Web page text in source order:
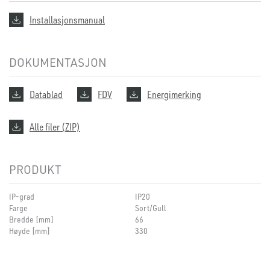
Installasjonsmanual
DOKUMENTASJON
Datablad FDV Energimerking
Alle filer (ZIP)
PRODUKT
IP-grad
IP20
Farge
Sort/Gull
Bredde [mm]
66
Høyde [mm]
330